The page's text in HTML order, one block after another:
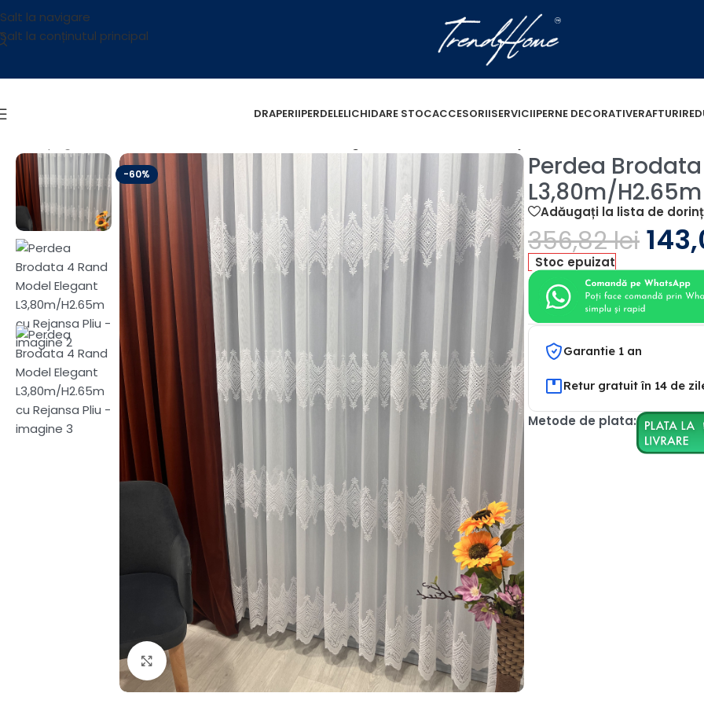
Salt la navigare
Salt la conținutul principal
DRAPERIIPERDELELICHIDARE STOCACCESORIISERVICIIPERNE DECORATIVERAFTURI
-60%
Fă clic pentru a mări
Perdea
L3,80m/
Adăugați la lista de
356,82lei
Stoc epuizat
Garantie 1 an
Retur gratuit în 14 de
Metode de plata: